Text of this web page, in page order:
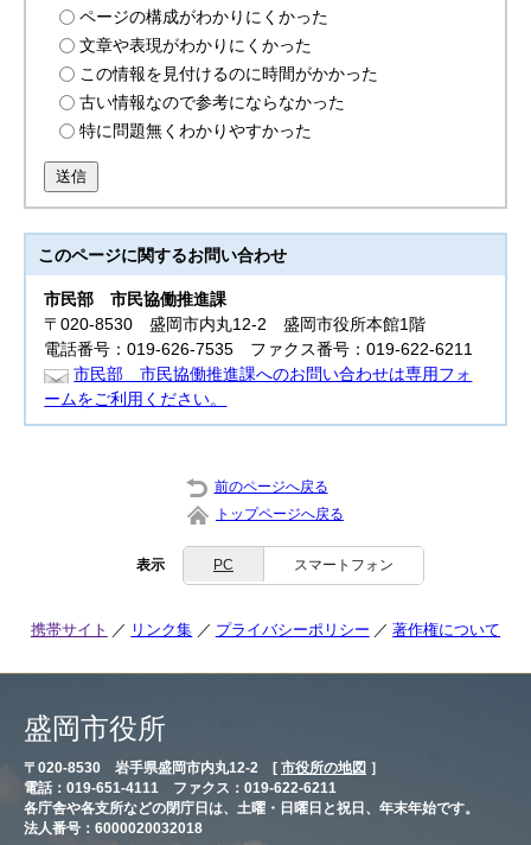
ページの構成がわかりにくかった
文章や表現がわかりにくかった
この情報を見付けるのに時間がかかった
古い情報なので参考にならなかった
特に問題無くわかりやすかった
送信
このページに関するお問い合わせ
市民部市民協働推進課
〒020-8530 盛岡市内丸12-2 盛岡市役所本館1階
電話番号：019-626-7535 ファクス番号：019-622-6211
市民部 市民協働推進課へのお問い合わせは専用フォ
ームをご利用ください。
前のページへ戻る
トップページへ戻る
表示 PC スマートフォン
携帯サイト リンク集 プライバシーポリシー 著作権について
盛岡市役所
〒020-8530 岩手県盛岡市内丸12-2 [ 市役所の地図 ］
電話：019-651-4111 ファクス：019-622-6211
各庁舎や各支所などの閉庁日は、土曜・日曜日と祝日、年末年始です。
法人番号：6000020032018